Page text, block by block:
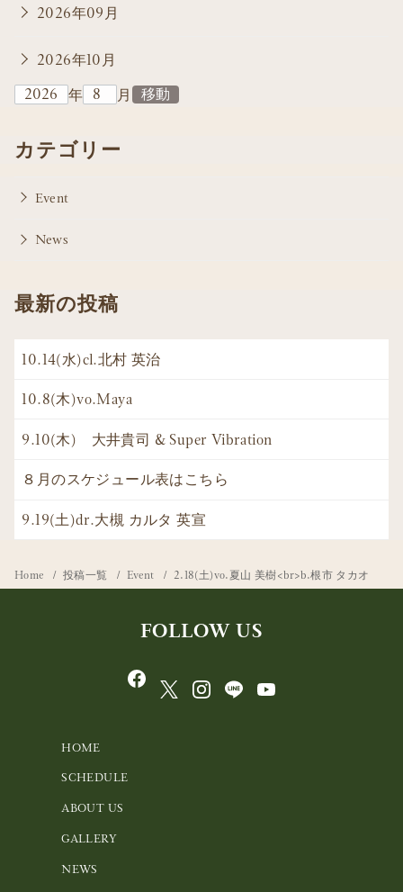
2026年09月
2026年10月
年
月
カテゴリー
Event
News
最新の投稿
10.14(水)cl.北村 英治
10.8(木)vo.Maya
9.10(木) 大井貴司 & Super Vibration
８月のスケジュール表はこちら
9.19(土)dr.大槻 カルタ 英宣
Home 投稿一覧 Event 2.18(土)vo.夏山 美樹<br>b.根市 タカオ
FOLLOW US
HOME
SCHEDULE
ABOUT US
GALLERY
NEWS